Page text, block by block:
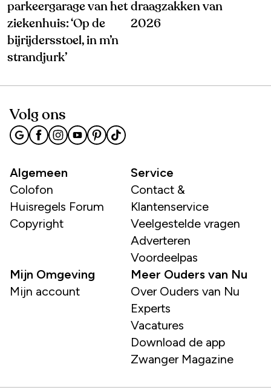
parkeergarage van het
ziekenhuis: ‘Op de
bijrijdersstoel, in m’n
strandjurk’
draagzakken van
2026
Volg ons
Algemeen
Colofon
Huisregels Forum
Copyright
Service
Contact &
Klantenservice
Veelgestelde vragen
Adverteren
Voordeelpas
Mijn Omgeving
Mijn account
Meer Ouders van Nu
Over Ouders van Nu
Experts
Vacatures
Download de app
Zwanger Magazine